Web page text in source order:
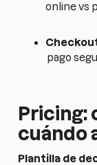
online vs
pago
Pricing:
cuándo
Plantilla de